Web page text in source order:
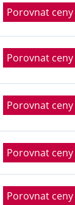
Porovnat ceny
Porovnat ceny
Porovnat ceny
Porovnat ceny
Porovnat ceny